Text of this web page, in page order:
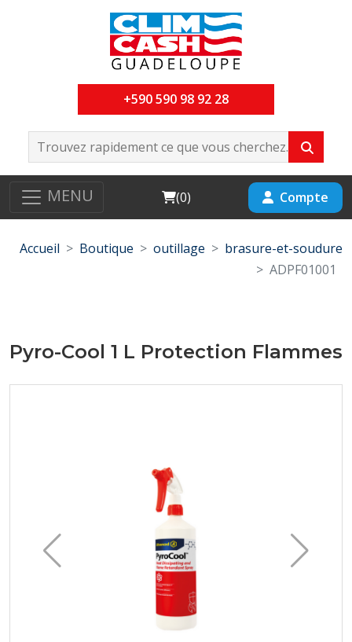
+590 590 98 92 28
MENU Cart
(0) Compte
Accueil Boutique outillage
brasure-et-soudure
ADPF01001
Pyro-Cool 1 L Protection Flammes